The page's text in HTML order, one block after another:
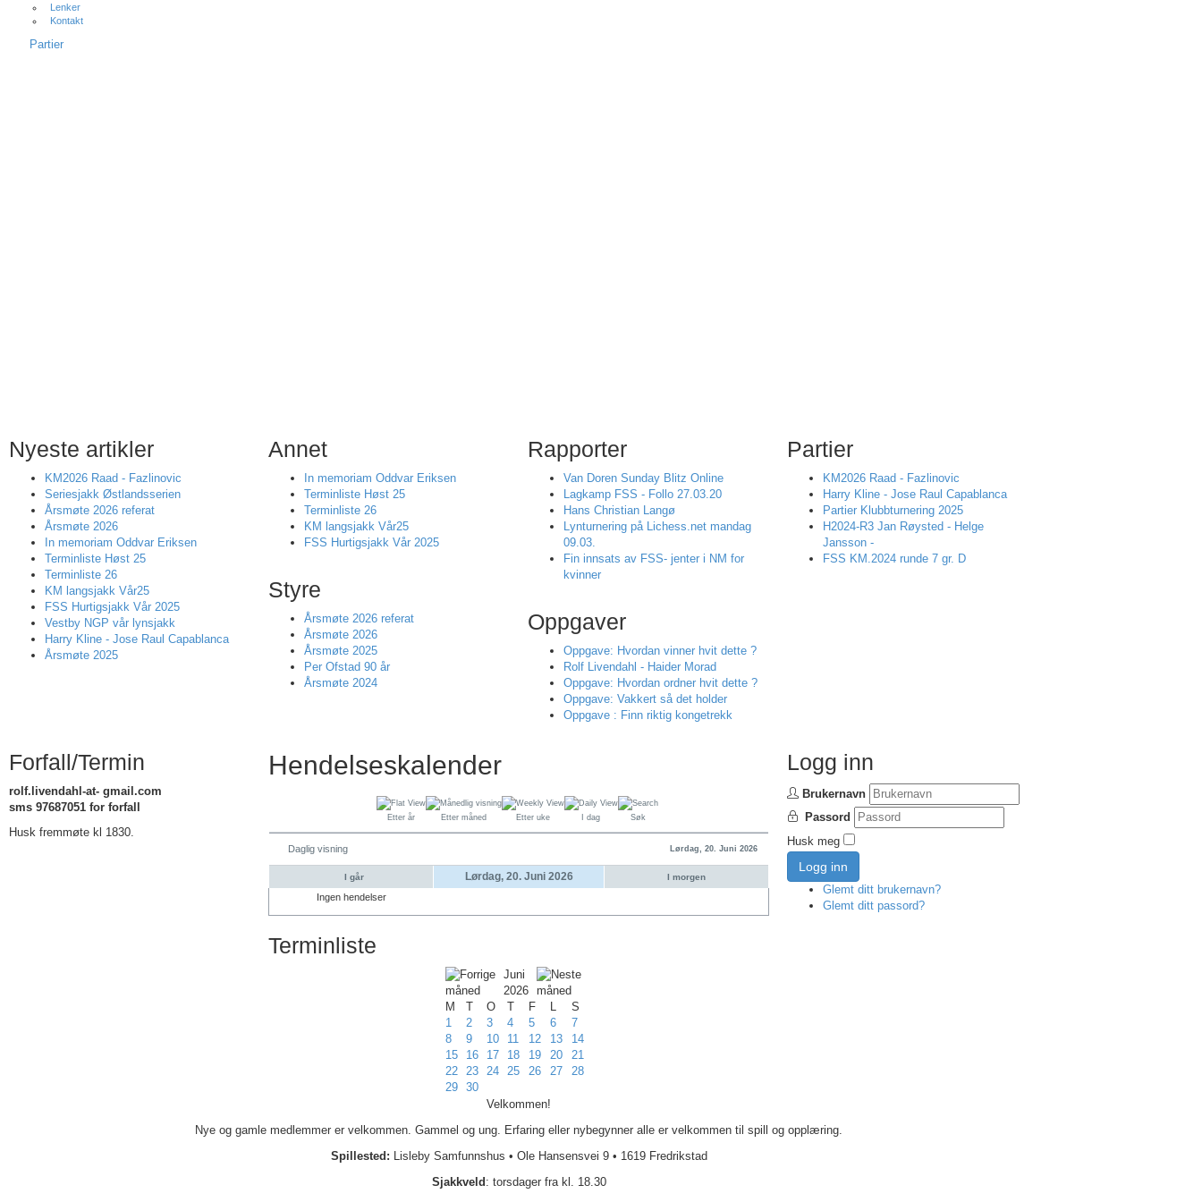
Lenker
Kontakt
Partier
Nyeste artikler
KM2026 Raad - Fazlinovic
Seriesjakk Østlandsserien
Årsmøte 2026 referat
Årsmøte 2026
In memoriam Oddvar Eriksen
Terminliste Høst 25
Terminliste 26
KM langsjakk Vår25
FSS Hurtigsjakk Vår 2025
Vestby NGP vår lynsjakk
Harry Kline - Jose Raul Capablanca
Årsmøte 2025
Annet
In memoriam Oddvar Eriksen
Terminliste Høst 25
Terminliste 26
KM langsjakk Vår25
FSS Hurtigsjakk Vår 2025
Styre
Årsmøte 2026 referat
Årsmøte 2026
Årsmøte 2025
Per Ofstad 90 år
Årsmøte 2024
Rapporter
Van Doren Sunday Blitz Online
Lagkamp FSS - Follo 27.03.20
Hans Christian Langø
Lynturnering på Lichess.net mandag
09.03.
Fin innsats av FSS- jenter i NM for
kvinner
Oppgaver
Oppgave: Hvordan vinner hvit dette ?
Rolf Livendahl - Haider Morad
Oppgave: Hvordan ordner hvit dette ?
Oppgave: Vakkert så det holder
Oppgave : Finn riktig kongetrekk
Partier
KM2026 Raad - Fazlinovic
Harry Kline - Jose Raul Capablanca
Partier Klubbturnering 2025
H2024-R3 Jan Røysted - Helge
Jansson -
FSS KM.2024 runde 7 gr. D
Forfall/Termin
rolf.livendahl-at- gmail.com
sms 97687051 for forfall
Husk fremmøte kl 1830.
Hendelseskalender
Etter år Etter måned Etter uke I dag Søk
Daglig visning Lørdag, 20. Juni 2026
I går Lørdag, 20. Juni 2026 I morgen
Ingen hendelser
Terminliste
Juni
2026
M
T O T F L
S
1
2 3 4 5 6
7
8
9 10 11 12 13
14
15
16 17 18 19 20
21
22
23 24 25 26 27
28
29
30
Logg inn
Brukernavn
Passord
Husk meg
Logg inn
Glemt ditt brukernavn?
Glemt ditt passord?
Velkommen!
Nye og gamle medlemmer er velkommen. Gammel og ung. Erfaring eller nybegynner alle er velkommen til spill og opplæring.
Spillested: Lisleby Samfunnshus • Ole Hansensvei 9 • 1619 Fredrikstad
Sjakkveld : torsdager fra kl. 18.30